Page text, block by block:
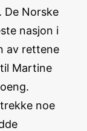
De Norske
nasjon i
av rettene
Martine
noe